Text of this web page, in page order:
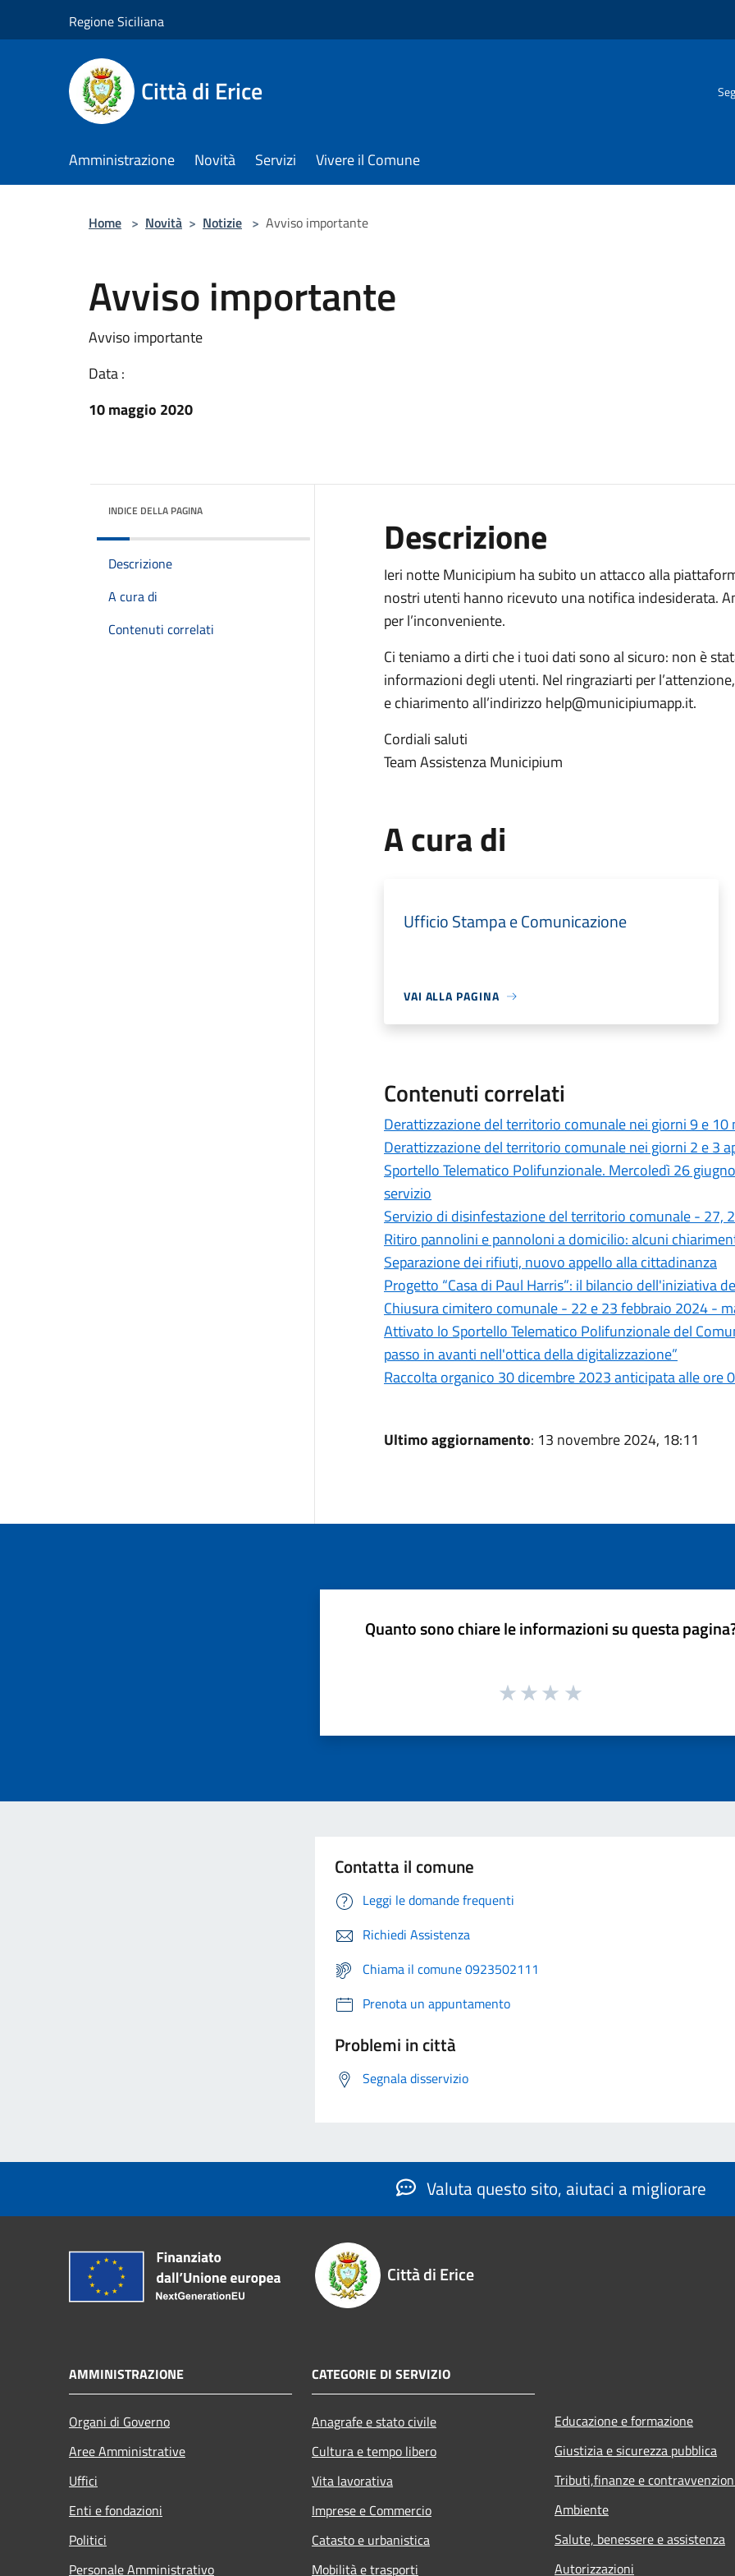
Regione Siciliana
Città di Erice
Amministrazione Novità Servizi Vivere il Comune
Home > Novità > Notizie > Avviso importante
Avviso importante
Avviso importante
Data :
10 maggio 2020
INDICE DELLA PAGINA
Descrizione
A cura di
Contenuti correlati
Descrizione
Ieri notte Municipium ha subito un attacco alla
nostri utenti hanno ricevuto una notifica indesiderata.
per l’inconveniente.
Ci teniamo a dirti che i tuoi dati sono al sicuro: non è
informazioni degli utenti. Nel ringraziarti per
e chiarimento all’indirizzo help@municipiumapp.it.
Cordiali saluti
Team Assistenza Municipium
A cura di
Ufficio Stampa e Comunicazione
VAI ALLA PAGINA
Contenuti correlati
Derattizzazione del territorio comunale nei giorni 9 e 10
Derattizzazione del territorio comunale nei giorni 2 e 3
Sportello Telematico Polifunzionale. Mercoledì 26
servizio
Servizio di disinfestazione del territorio comunale - 27,
Ritiro pannolini e pannoloni a domicilio: alcuni
Separazione dei rifiuti, nuovo appello alla cittadinanza
Progetto “Casa di Paul Harris”: il bilancio dell'iniziativa
Chiusura cimitero comunale - 22 e 23 febbraio 2024 -
Attivato lo Sportello Telematico Polifunzionale del
passo in avanti nell'ottica della digitalizzazione”
Raccolta organico 30 dicembre 2023 anticipata alle ore
Ultimo aggiornamento: 13 novembre 2024, 18:11
Quanto sono chiare le informazioni su questa
Contatta il comune
Leggi le domande frequenti
Richiedi Assistenza
Chiama il comune 0923502111
Prenota un appuntamento
Problemi in città
Segnala disservizio
Valuta questo sito, aiutaci a migliorare
Città di Erice
AMMINISTRAZIONE
Organi di Governo
Aree Amministrative
Uffici
Enti e fondazioni
Politici
Personale Amministrativo
CATEGORIE DI SERVIZIO
Anagrafe e stato civile
Cultura e tempo libero
Vita lavorativa
Imprese e Commercio
Catasto e urbanistica
Mobilità e trasporti
Educazione e formazione
Giustizia e sicurezza pubblica
Tributi,finanze e
Ambiente
Salute, benessere e assistenza
Autorizzazioni